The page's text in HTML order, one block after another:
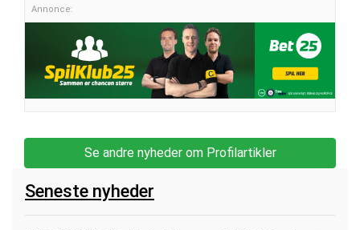
Annonce:
Se andre nyheder om Profilartikler
Seneste nyheder